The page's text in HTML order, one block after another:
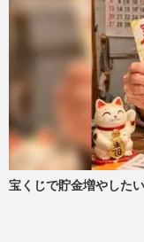
宝くじで貯金増やした